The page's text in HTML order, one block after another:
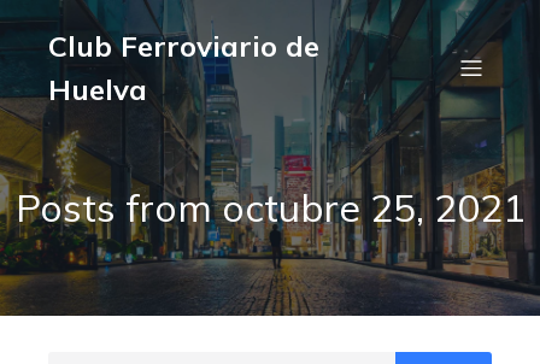
Club Ferroviario de
Huelva
Posts from octubre 25, 2021